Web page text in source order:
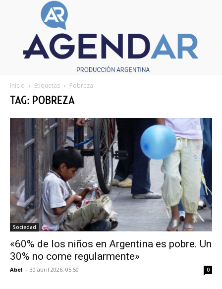
Inicio Etiquetas Pobreza
TAG: POBREZA
Sociedad
«60% de los niños en Argentina es pobre. Un
30% no come regularmente»
Abel - 30 abril 2026, 05:50 0